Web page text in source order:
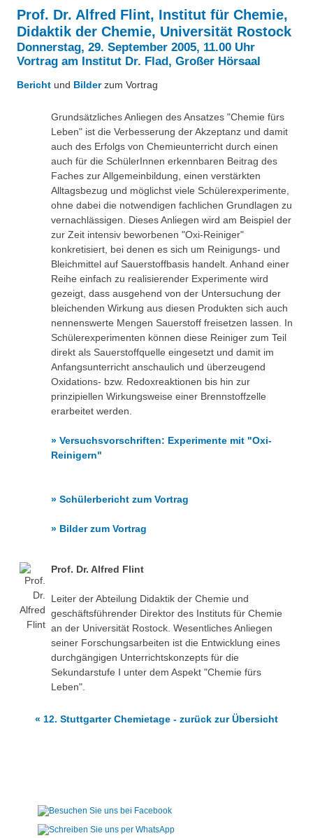
Besonderheiten
Projekte
Eduthek
Preisrätsel
Unsere Linktipps
Pressearchiv
Benzolring-Archiv
Prof. Dr. Alfred Flint, Institut für Chemie,
Didaktik der Chemie, Universität Rostock
Donnerstag, 29. September 2005, 11.00 Uhr
Vortrag am Institut Dr. Flad, Großer Hörsaal
Bericht und Bilderzum Vortrag
Grundsätzliches Anliegen des Ansatzes "Chemie fürs
Leben" ist die Verbesserung der Akzeptanz und damit
auch des Erfolgs von Chemieunterricht durch einen
auch für die SchülerInnen erkennbaren Beitrag des
Faches zur Allgemeinbildung, einen verstärkten
Alltagsbezug und möglichst viele Schülerexperimente,
ohne dabei die notwendigen fachlichen Grundlagen zu
vernachlässigen. Dieses Anliegen wird am Beispiel der
zur Zeit intensiv beworbenen "Oxi-Reiniger"
konkretisiert, bei denen es sich um Reinigungs- und
Bleichmittel auf Sauerstoffbasis handelt. Anhand einer
Reihe einfach zu realisierender Experimente wird
gezeigt, dass ausgehend von der Untersuchung der
bleichenden Wirkung aus diesen Produkten sich auch
nennenswerte Mengen Sauerstoff freisetzen lassen. In
Schülerexperimenten können diese Reiniger zum Teil
direkt als Sauerstoffquelle eingesetzt und damit im
Anfangsunterricht anschaulich und überzeugend
Oxidations- bzw. Redoxreaktionen bis hin zur
prinzipiellen Wirkungsweise einer Brennstoffzelle
erarbeitet werden.
» Versuchsvorschriften: Experimente mit "Oxi-
Reinigern"
» Schülerbericht zum Vortrag
» Bilder zum Vortrag
Prof. Dr. Alfred Flint
Leiter der Abteilung Didaktik der Chemie und
geschäftsführender Direktor des Instituts für Chemie
an der Universität Rostock. Wesentliches Anliegen
seiner Forschungsarbeiten ist die Entwicklung eines
durchgängigen Unterrichtskonzepts für die
Sekundarstufe I unter dem Aspekt "Chemie fürs
Leben".
« 12. Stuttgarter Chemietage - zurück zur Übersicht